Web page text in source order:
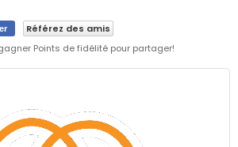
Référez des amis
Points de fidélité pour partager!